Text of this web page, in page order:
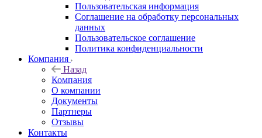
Пользовательская информация
Соглашение на обработку персональных
данных
Пользовательское соглашение
Политика конфиденциальности
Компания
Назад
Компания
О компании
Документы
Партнеры
Отзывы
Контакты